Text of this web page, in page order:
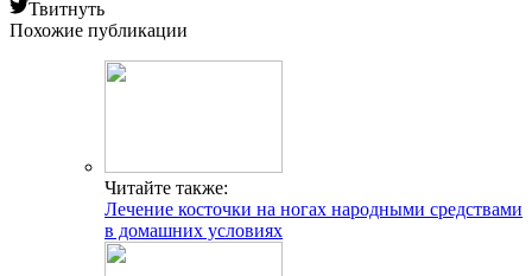
Твитнуть
Похожие публикации
Читайте также:
Лечение косточки на ногах народными средствами
в домашних условиях